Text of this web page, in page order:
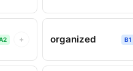
+ organized B1